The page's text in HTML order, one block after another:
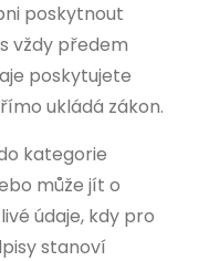
poskytnout
vždy předem
poskytujete
ukládá zákon.
kategorie
může jít o
údaje, kdy pro
stanoví